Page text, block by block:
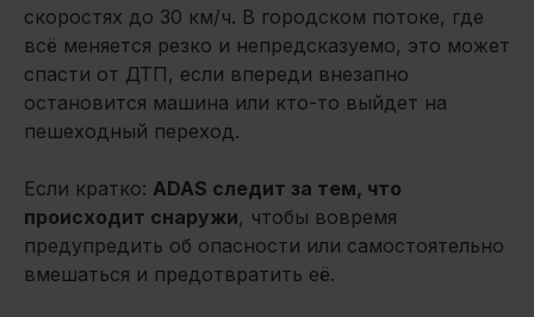
скоростях до 30 км/ч. В городском потоке, где
всё меняется резко и непредсказуемо, это может
спасти от ДТП, если впереди внезапно
остановится машина или кто-то выйдет на
пешеходный переход.
Если кратко: ADAS следит за тем, что
происходит снаружи, чтобы вовремя
предупредить об опасности или самостоятельно
вмешаться и предотвратить её.